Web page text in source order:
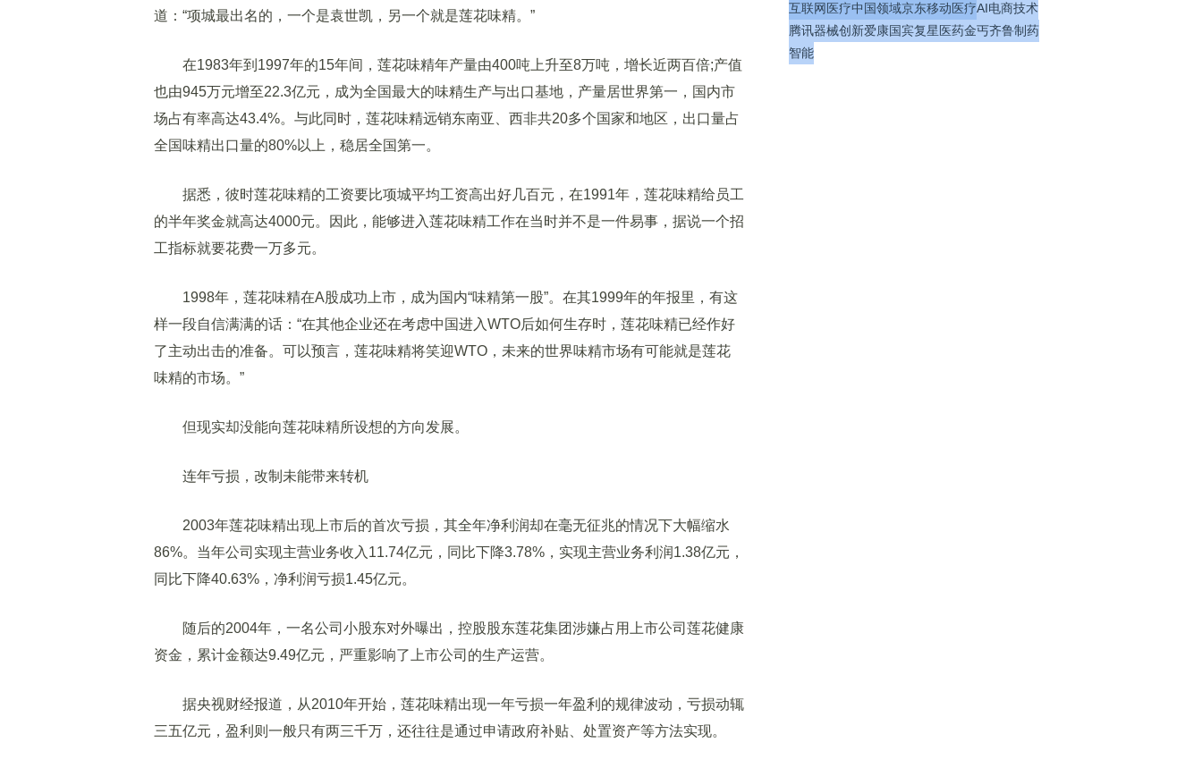
道：“项城最出名的，一个是袁世凯，另一个就是莲花味精。”
在1983年到1997年的15年间，莲花味精年产量由400吨上升至8万吨，增长近两百倍;产值
也由945万元增至22.3亿元，成为全国最大的味精生产与出口基地，产量居世界第一，国内市
场占有率高达43.4%。与此同时，莲花味精远销东南亚、西非共20多个国家和地区，出口量占
全国味精出口量的80%以上，稳居全国第一。
据悉，彼时莲花味精的工资要比项城平均工资高出好几百元，在1991年，莲花味精给员工
的半年奖金就高达4000元。因此，能够进入莲花味精工作在当时并不是一件易事，据说一个招
工指标就要花费一万多元。
1998年，莲花味精在A股成功上市，成为国内“味精第一股”。在其1999年的年报里，有这
样一段自信满满的话：“在其他企业还在考虑中国进入WTO后如何生存时，莲花味精已经作好
了主动出击的准备。可以预言，莲花味精将笑迎WTO，未来的世界味精市场有可能就是莲花
味精的市场。”
但现实却没能向莲花味精所设想的方向发展。
连年亏损，改制未能带来转机
2003年莲花味精出现上市后的首次亏损，其全年净利润却在毫无征兆的情况下大幅缩水
86%。当年公司实现主营业务收入11.74亿元，同比下降3.78%，实现主营业务利润1.38亿元，
同比下降40.63%，净利润亏损1.45亿元。
随后的2004年，一名公司小股东对外曝出，控股股东莲花集团涉嫌占用上市公司莲花健康
资金，累计金额达9.49亿元，严重影响了上市公司的生产运营。
据央视财经报道，从2010年开始，莲花味精出现一年亏损一年盈利的规律波动，亏损动辄
三五亿元，盈利则一般只有两三千万，还往往是通过申请政府补贴、处置资产等方法实现。
互联网医疗中国领域京东移动医疗AI电商技术
腾讯器械创新爱康国宾复星医药金丐齐鲁制药
智能